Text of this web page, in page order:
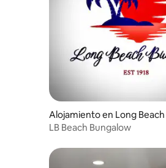
Alojamiento en Long Beach
LB Beach Bungalow